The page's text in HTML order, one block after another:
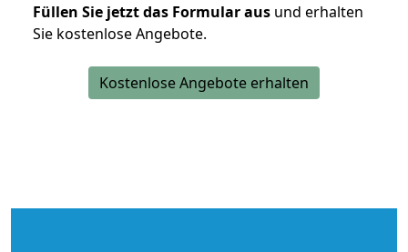
Füllen Sie jetzt das Formular aus und erhalten
Sie kostenlose Angebote.
Kostenlose Angebote erhalten